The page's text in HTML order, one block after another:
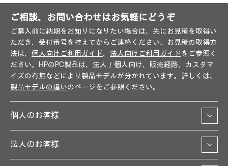
ご相談、お問い合わせはお気軽にどうぞ
ご購入前に納期をお知りになりたい場合は、先にお見積を取得い
ただき、受付番号を控えてからご連絡ください。お見積の取得方
法は、 個人向けご利用ガイド、 法人向けご利用ガイドをご参照く
ださい。HPのPC製品は、法人／個人向け、販売経路、カスタマ
イズの有無などにより製品モデルが分かれています。詳しくは、
製品モデルの違いのページをご参照ください。
個人のお客様
法人のお客様